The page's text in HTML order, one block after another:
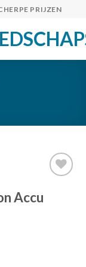
PRIJZEN
Accu